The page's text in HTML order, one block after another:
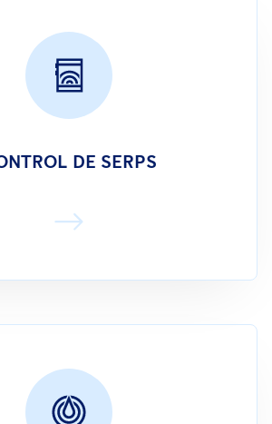
DE SERPS